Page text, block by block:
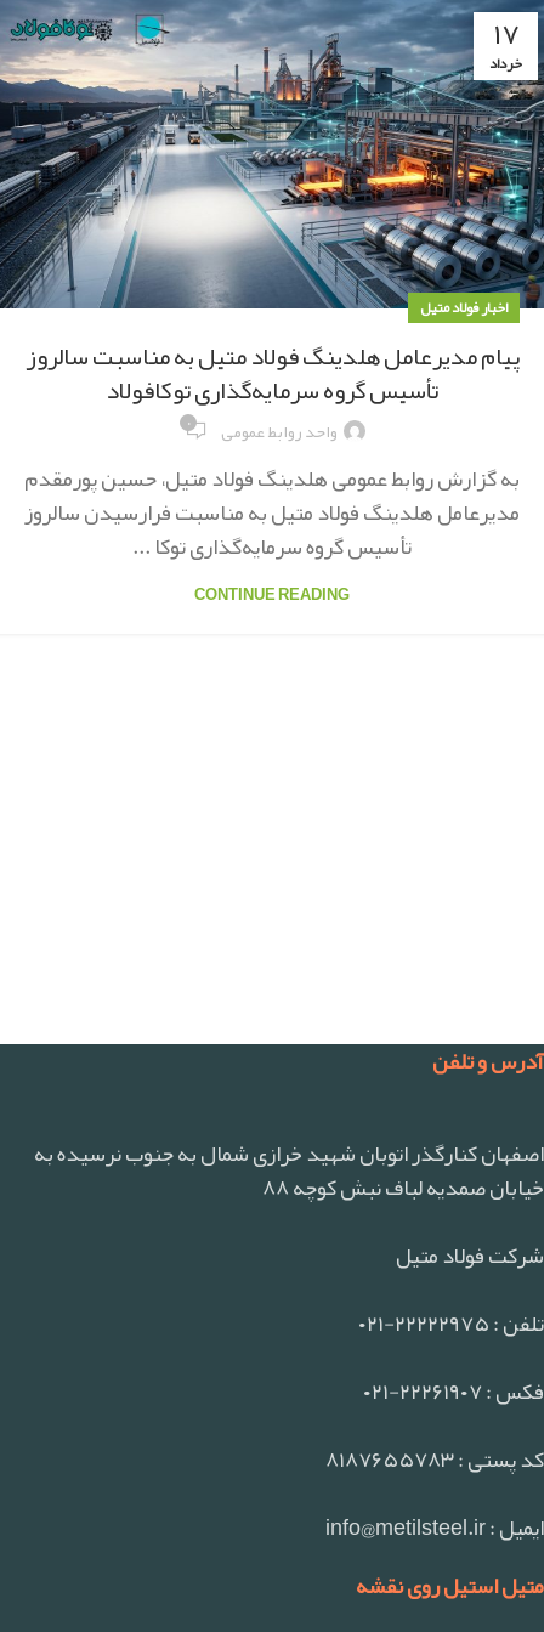
۱۷
خرداد
اخبار فولاد متیل
پیام مدیرعامل هلدینگ فولاد متیل به مناسبت سالروز
تأسیس گروه سرمایه‌گذاری توکافولاد
واحد روابط عمومی ۰
به گزارش روابط عمومی هلدینگ فولاد متیل، حسین پورمقدم
مدیرعامل هلدینگ فولاد متیل به مناسبت فرارسیدن سالروز
تأسیس گروه سرمایه‌گذاری توکا ...
CONTINUE READING
آدرس و تلفن
اصفهان کنارگذر اتوبان شهید خرازی شمال به جنوب نرسیده به
خیابان صمدیه لباف نبش کوچه ۸۸
شرکت فولاد متیل
تلفن : ۲۲۲۲۲۹۷۵-۰۲۱
فکس : ۲۲۲۶۱۹۰۷-۰۲۱
کد پستی : ۸۱۸۷۶۵۵۷۸۳
ایمیل : info@metilsteel.ir
متیل استیل روی نقشه